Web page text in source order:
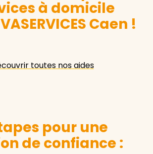
à domicile
Caen !
toutes nos aides
pour une
de confiance :